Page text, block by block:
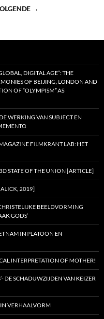
→
DIGITAL AGE”: THE
OF BEIJING, LONDON AND
OF “OLYMPISM” AS
WERKING VAN SUBJECT EN
FILMKRANT LAB: HET
STATE OF THE UNION [ARTICLE]
2019]
BEELDVORMING
GODS’
IN PLATOON EN
INTERPRETATION OF MOTHER!
DE SCHADUWZIJDEN VAN KEIZER
VERHAALVORM